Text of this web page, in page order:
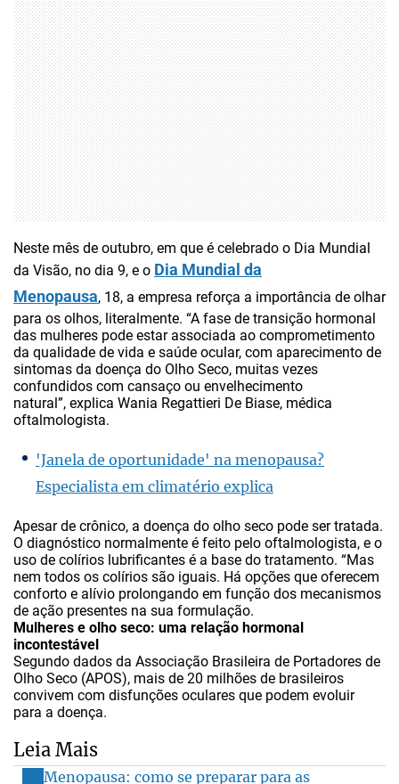
Neste mês de outubro, em que é celebrado o Dia Mundial
da Visão, no dia 9, e o Dia Mundial da
Menopausa, 18, a empresa reforça a importância de olhar
para os olhos, literalmente. “A fase de transição hormonal
das mulheres pode estar associada ao comprometimento
da qualidade de vida e saúde ocular, com aparecimento de
sintomas da doença do Olho Seco, muitas vezes
confundidos com cansaço ou envelhecimento
natural”, explica Wania Regattieri De Biase, médica
oftalmologista.
'Janela de oportunidade' na menopausa?
Especialista em climatério explica
Apesar de crônico, a doença do olho seco pode ser tratada.
O diagnóstico normalmente é feito pelo oftalmologista, e o
uso de colírios lubrificantes é a base do tratamento. “Mas
nem todos os colírios são iguais. Há opções que oferecem
conforto e alívio prolongando em função dos mecanismos
de ação presentes na sua formulação.
Mulheres e olho seco: uma relação hormonal
incontestável
Segundo dados da Associação Brasileira de Portadores de
Olho Seco (APOS), mais de 20 milhões de brasileiros
convivem com disfunções oculares que podem evoluir
para a doença.
Leia Mais
Menopausa: como se preparar para as